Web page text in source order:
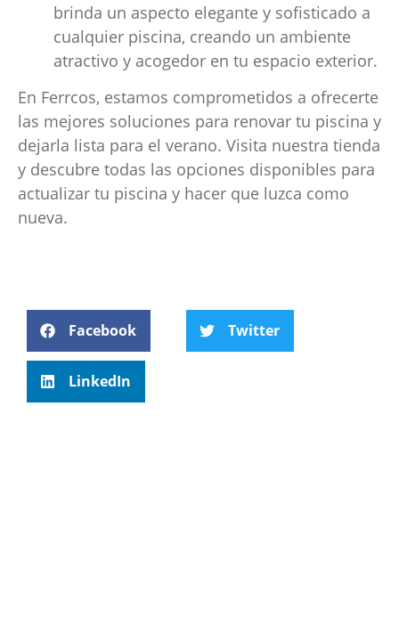
brinda un aspecto elegante y sofisticado a
cualquier piscina, creando un ambiente
atractivo y acogedor en tu espacio exterior.
En Ferrcos, estamos comprometidos a ofrecerte
las mejores soluciones para renovar tu piscina y
dejarla lista para el verano. Visita nuestra tienda
y descubre todas las opciones disponibles para
actualizar tu piscina y hacer que luzca como
nueva.
Facebook Twitter
LinkedIn